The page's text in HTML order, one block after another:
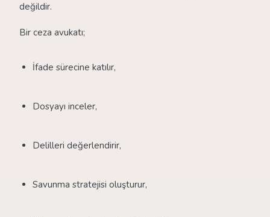
değildir.
Bir ceza avukatı;
İfade sürecine katılır,
Dosyayı inceler,
Delilleri değerlendirir,
Savunma stratejisi oluşturur,